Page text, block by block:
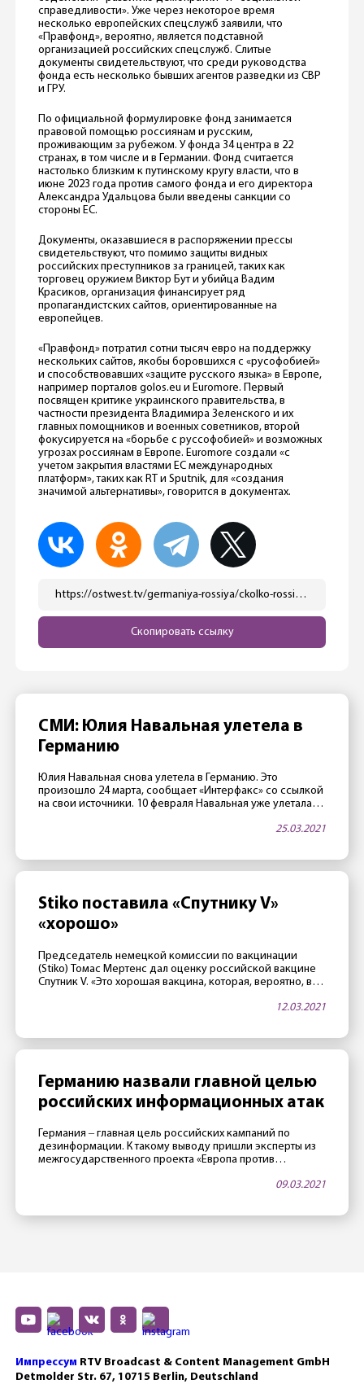
справедливости». Уже через некоторое время
несколько европейских спецслужб заявили, что
«Правфонд», вероятно, является подставной
организацией российских спецслужб. Слитые
документы свидетельствуют, что среди руководства
фонда есть несколько бывших агентов разведки из СВР
и ГРУ.
По официальной формулировке фонд занимается
правовой помощью россиянам и русским,
проживающим за рубежом. У фонда 34 центра в 22
странах, в том числе и в Германии. Фонд считается
настолько близким к путинскому кругу власти, что в
июне 2023 года против самого фонда и его директора
Александра Удальцова были введены санкции со
стороны ЕС.
Документы, оказавшиеся в распоряжении прессы
свидетельствуют, что помимо защиты видных
российских преступников за границей, таких как
торговец оружием Виктор Бут и убийца Вадим
Красиков, организация финансирует ряд
пропагандистских сайтов, ориентированные на
европейцев.
«Правфонд» потратил сотни тысяч евро на поддержку
нескольких сайтов, якобы боровшихся с «русофобией»
и способствовавших «защите русского языка» в Европе,
например порталов golos.eu и Euromore. Первый
посвящен критике украинского правительства, в
частности президента Владимира Зеленского и их
главных помощников и военных советников, второй
фокусируется на «борьбе с руссофобией» и возможных
угрозах россиянам в Европе. Euromore создали «с
учетом закрытия властями ЕС международных
платформ», таких как RT и Sputnik, для «создания
значимой альтернативы», говорится в документах.
https://ostwest.tv/germaniya-rossiya/ckolko-rossiya-zaplatila-advokatu-ubijcy-zelimhana-hangoshvili/
Скопировать ссылку
СМИ: Юлия Навальная улетела в
Германию
Юлия Навальная снова улетела в Германию. Это
произошло 24 марта, сообщает «Интерфакс» со ссылкой
на свои источники. 10 февраля Навальная уже улетала в
февраля. Накануне стало известно, что самочувствие
адвокат Ольга Михайлова. […]
25.03.2021
Stiko поставила «Спутнику V»
«хорошо»
Председатель немецкой комиссии по вакцинации
(Stiko) Томас Мертенс дал оценку российской вакцине
Спутник V. «Это хорошая вакцина, которая, вероятно, в
Российские исследователи имеют большой опыт в
агентство по лекарственным средствам тем временем
12.03.2021
Германию назвали главной целью
российских информационных атак
Германия ‒ главная цель российских кампаний по
дезинформации. К такому выводу пришли эксперты из
межгосударственного проекта «Европа против
новостями из России в разных европейских странах. Как
09.03.2021
Импрессум RTV Broadcast & Content Management GmbH
Detmolder Str. 67, 10715 Berlin, Deutschland